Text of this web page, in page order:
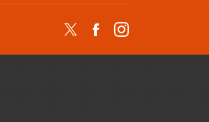
Twitter Facebook